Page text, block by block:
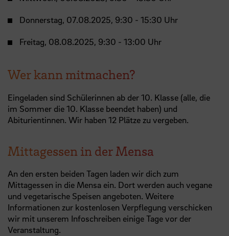
Donnerstag, 07.08.2025, 9:30 - 15:30 Uhr
Freitag, 08.08.2025, 9:30 - 13:00 Uhr
Wer kann mitmachen?
Eingeladen sind Schülerinnen ab der 10. Klasse (alle, die
im Sommer die 10. Klasse beendet haben) und
Abiturientinnen. Wir haben 12 Plätze zu vergeben.
Mittagessen in der Mensa
An den ersten beiden Tagen laden wir dich zum
Mittagessen in die Mensa ein. Dort werden auch vegane
und vegetarische Speisen angeboten. Weitere
Informationen zur kostenlosen Verpflegung verschicken
wir mit unserem Infoschreiben einige Tage vor der
Veranstaltung.